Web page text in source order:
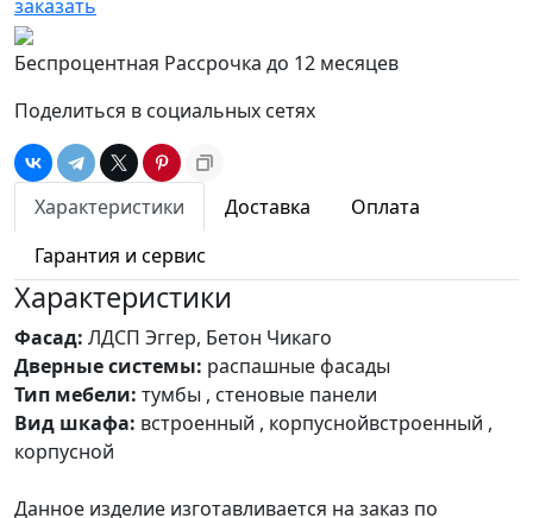
заказать
Беспроцентная Рассрочка до 12 месяцев
Поделиться в социальных сетях
Характеристики Доставка
Оплата
Гарантия и сервис
Характеристики
Фасад: ЛДСП Эггер, Бетон Чикаго
Дверные системы: распашные фасады
Тип мебели: тумбы , стеновые панели
Вид шкафа: встроенный , корпуснойвстроенный ,
корпусной
Данное изделие изготавливается на заказ по